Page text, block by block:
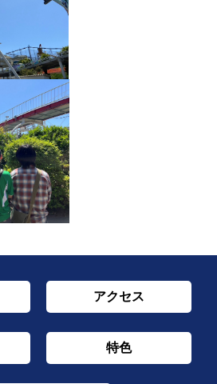
アクセス
特色